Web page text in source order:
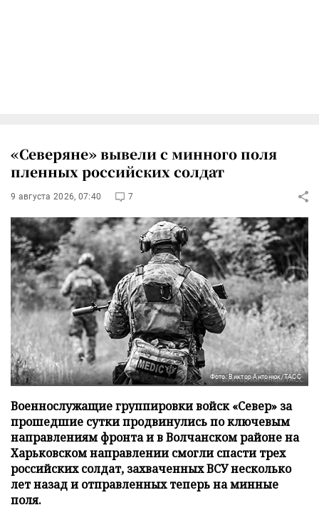
«Северяне» вывели с минного поля
пленных российских солдат
9 августа 2026, 07:40 7
Фото: Виктор Антонюк/ТАСС
Военнослужащие группировки войск «Север» за
прошедшие сутки продвинулись по ключевым
направлениям фронта и в Волчанском районе на
Харьковском направлении смогли спасти трех
российских солдат, захваченных ВСУ несколько
лет назад и отправленных теперь на минные
поля.